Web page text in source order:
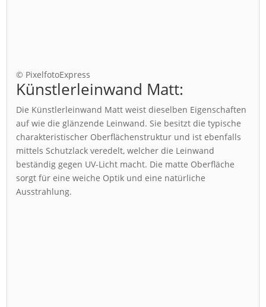
© PixelfotoExpress
Künstlerleinwand Matt:
Die Künstlerleinwand Matt weist dieselben Eigenschaften
auf wie die glänzende Leinwand. Sie besitzt die typische
charakteristischer Oberflächenstruktur und ist ebenfalls
mittels Schutzlack veredelt, welcher die Leinwand
beständig gegen UV-Licht macht. Die matte Oberfläche
sorgt für eine weiche Optik und eine natürliche
Ausstrahlung.